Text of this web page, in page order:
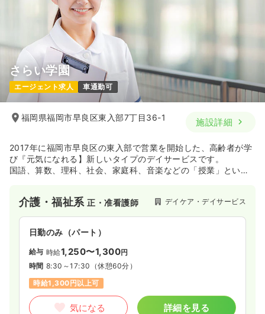
さらい学園
エージェント求人 車通勤可
福岡県福岡市早良区東入部7丁目36-1 施設詳細
2017年に福岡市早良区の東入部で営業を開始した、高齢者が学
び『元気になれる】新しいタイプのデイサービスです。
国語、算数、理科、社会、家庭科、音楽などの「授業」という
介護・福祉系正・准看護師 デイケア・デイサービス
日勤のみ（パート）
給与 時給1,250〜1,300円
時間 8:30～17:30 （休憩60分）
時給1,300円以上可
気になる 詳細を見る